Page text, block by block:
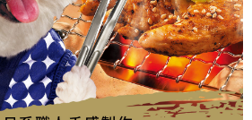
你分期」之契約關係目的，商店將以您的個人
）提供予台灣大哥大進項蒐集、處理及利用，
單所需資料之確認、核對及更正。
以下連結：https://oppay.tw/userRule
先享後付 」之結帳頁面顯示為準，若有關於
欲退款等相關疑問，請聯繫「AFTEE先享後付
support/home
公司提供之「AFTEE先享後付」服務完成之交
內提供個人資料，並將交易相關給付款項請求債
含以上)免運費
含以上)免運費